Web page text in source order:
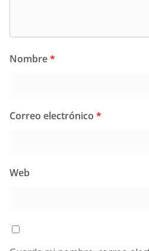
Nombre*
Correo electrónico *
Web